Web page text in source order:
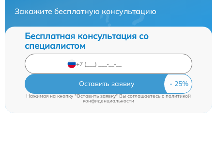
Закажите бесплатную консультацию
Бесплатная консультация со
специалистом
Оставить заявку
Нажимая на кнопку "Оставить заявку" Вы соглашаетесь c политикой
конфиденциальности